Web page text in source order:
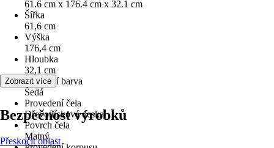
61.6 cm x 176.4 cm x 32.1 cm
Šířka
61,6 cm
Výška
176,4 cm
Hloubka
32,1 cm
Základní barva
Šedá
Provedení čela
Dřevotřísková deska
Povrch čela
Matný
Zobrazit více
Bezpečnost výrobků
Přeskočit oblast